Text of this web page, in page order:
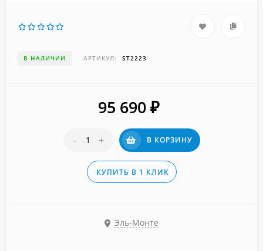
В НАЛИЧИИ АРТИКУЛ: ST2223
95 690 ₽
- + В КОРЗИНУ
КУПИТЬ В 1 КЛИК
Эль-Монте